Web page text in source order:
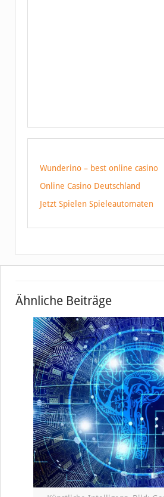
Wunderino – best online casino
Online Casino Deutschland
Jetzt Spielen Spieleautomaten
Ähnliche Beiträge